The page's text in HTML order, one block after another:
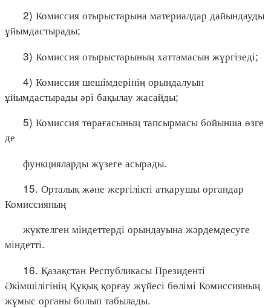
2) Комиссия отырыстарына материалдар дайындауды
ұйымдастырады;
3) Комиссия отырыстарының хаттамасын жүргізеді;
4) Комиссия шешімдерінің орындалуын
ұйымдастырады әрі бақылау жасайды;
5) Комиссия төрағасының тапсырмасы бойынша өзге
де
функцияларды жүзеге асырады.
15. Орталық және жергілікті атқарушы органдар
Комиссияның
жүктелген міндеттерді орындауына жәрдемдесуге
міндетті.
16. Қазақстан Республикасы Президенті
Әкімшілігінің Құқық қорғау жүйесі бөлімі Комиссияның
жұмыс органы болып табылады.